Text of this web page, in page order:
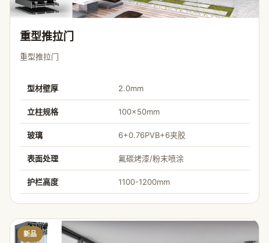
重型推拉门
重型推拉门
型材壁厚 2.0mm
立柱规格 100×50mm
玻璃 6+0.76PVB+6夹胶
表面处理 氟碳烤漆/粉末喷涂
护栏高度 1100-1200mm
新品